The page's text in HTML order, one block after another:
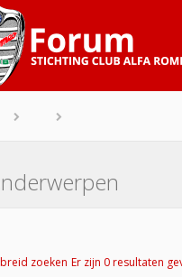
zoeken Er zijn 0 resultaten